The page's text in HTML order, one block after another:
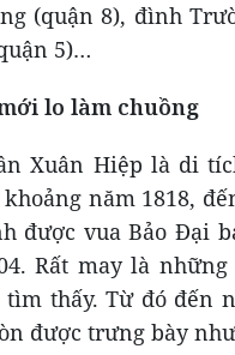
(quận 8), đình
5)…
lo làm chuồng
Xuân Hiệp là di
năm 1818,
được vua Bảo Đại
Rất may là
tìm thấy. Từ đó đến
được trưng bày